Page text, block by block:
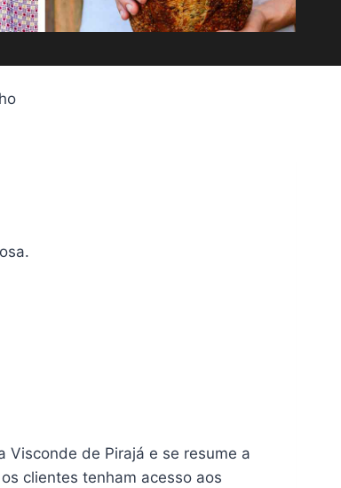
Visconde de Pirajá e se resume a
clientes tenham acesso aos